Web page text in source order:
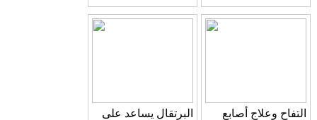
التفاح وعلاج أصابع
البرتقال يساعد على